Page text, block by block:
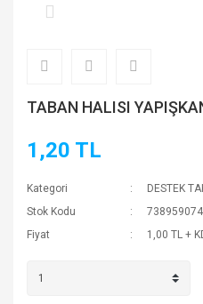
TABAN HALISI
1,20 TL
Kategori
DESTEK
Stok Kodu
Fiyat
1,00 TL +